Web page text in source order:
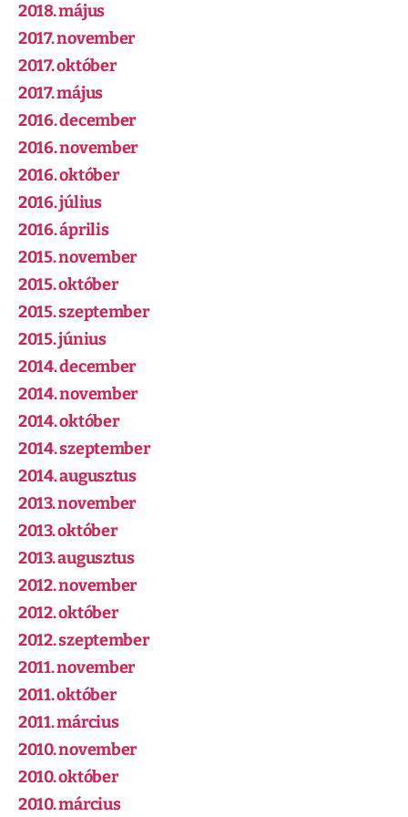
2018. május
2017. november
2017. október
2017. május
2016. december
2016. november
2016. október
2016. július
2016. április
2015. november
2015. október
2015. szeptember
2015. június
2014. december
2014. november
2014. október
2014. szeptember
2014. augusztus
2013. november
2013. október
2013. augusztus
2012. november
2012. október
2012. szeptember
2011. november
2011. október
2011. március
2010. november
2010. október
2010. március